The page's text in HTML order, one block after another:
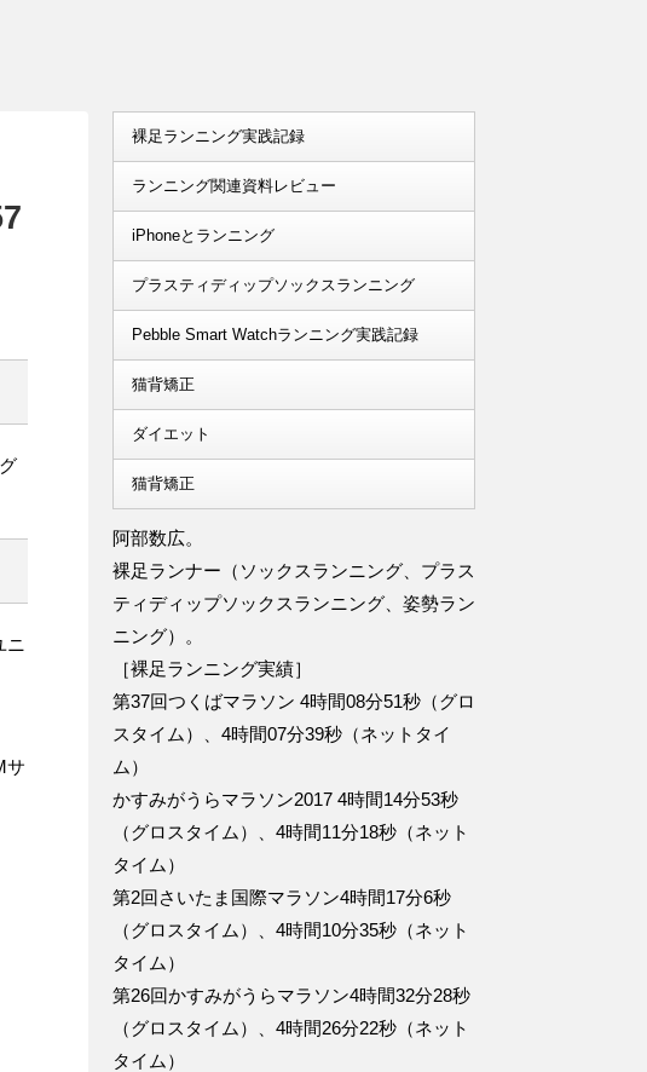
ニ
サ
裸足ランニング実践記録
ランニング関連資料レビュー
iPhoneとランニング
プラスティディップソックスランニング
Pebble Smart Watchランニング実践記録
猫背矯正
ダイエット
猫背矯正
阿部数広。
裸足ランナー（ソックスランニング、プラス
ティディップソックスランニング、姿勢ラン
ニング）。
［裸足ランニング実績］
第37回つくばマラソン 4時間08分51秒（グロ
スタイム）、4時間07分39秒（ネットタイ
ム）
かすみがうらマラソン2017 4時間14分53秒
（グロスタイム）、4時間11分18秒（ネット
タイム）
第2回さいたま国際マラソン4時間17分6秒
（グロスタイム）、4時間10分35秒（ネット
タイム）
第26回かすみがうらマラソン4時間32分28秒
（グロスタイム）、4時間26分22秒（ネット
タイム）